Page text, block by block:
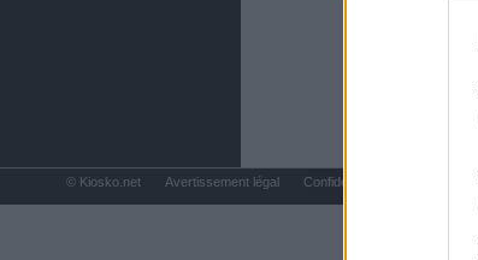
© Kiosko.net Avertissement légal Confidentialité et Cookies